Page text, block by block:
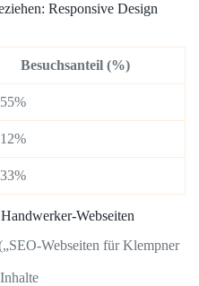
Responsive Design
Besuchsanteil (%)
Webseiten
Webseiten für Klempner